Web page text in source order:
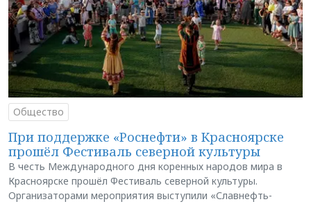
Общество
При поддержке «Роснефти» в Красноярске
прошёл Фестиваль северной культуры
В честь Международного дня коренных народов мира в
Красноярске прошёл Фестиваль северной культуры.
Организаторами мероприятия выступили «Славнефть-